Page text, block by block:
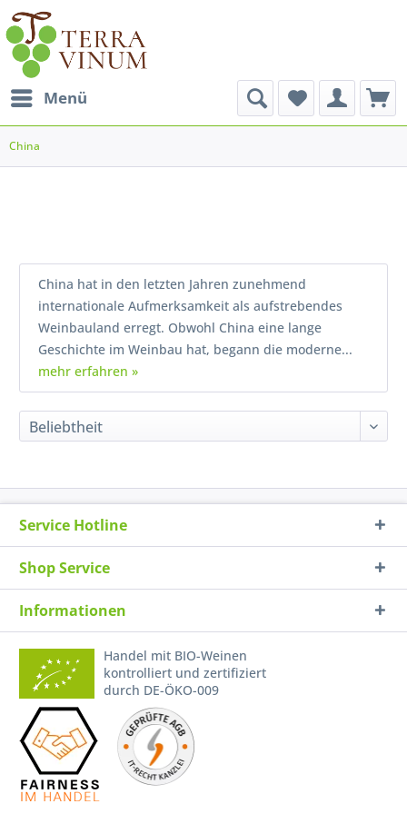
Menü
China
China hat in den letzten Jahren zunehmend
internationale Aufmerksamkeit als aufstrebendes
Weinbauland erregt. Obwohl China eine lange
Geschichte im Weinbau hat, begann die moderne...
mehr erfahren »
Service Hotline
Shop Service
Informationen
Handel mit BIO-Weinen
kontrolliert und zertifiziert
durch DE-ÖKO-009